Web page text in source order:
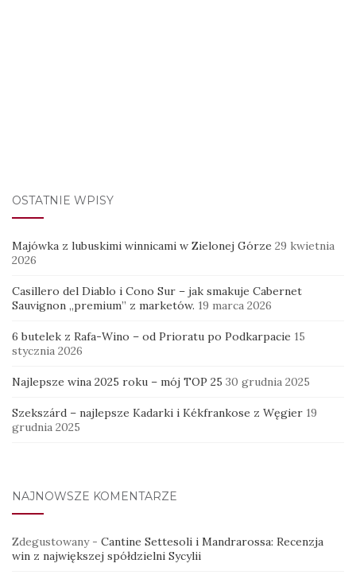
OSTATNIE WPISY
Majówka z lubuskimi winnicami w Zielonej Górze 29 kwietnia
2026
Casillero del Diablo i Cono Sur – jak smakuje Cabernet
Sauvignon „premium” z marketów. 19 marca 2026
6 butelek z Rafa-Wino – od Prioratu po Podkarpacie 15
stycznia 2026
Najlepsze wina 2025 roku – mój TOP 25 30 grudnia 2025
Szekszárd – najlepsze Kadarki i Kékfrankose z Węgier 19
grudnia 2025
NAJNOWSZE KOMENTARZE
Zdegustowany- Cantine Settesoli i Mandrarossa: Recenzja
win z największej spółdzielni Sycylii